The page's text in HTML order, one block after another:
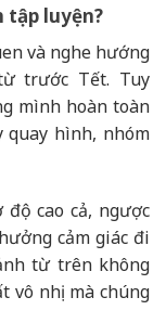
luyện?
và nghe hướng
trước Tết. Tuy
mình hoàn toàn
quay hình, nhóm
cao cả, ngược
cảm giác đi
từ trên không
vô nhị mà chúng